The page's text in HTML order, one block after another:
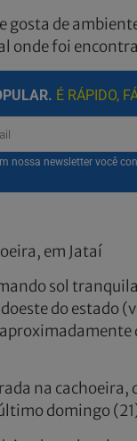
gosta de
onde foi
É RÁPIDO,
nossa newsletter você
em Jataí
sol
do estado
na cachoeira,
domingo